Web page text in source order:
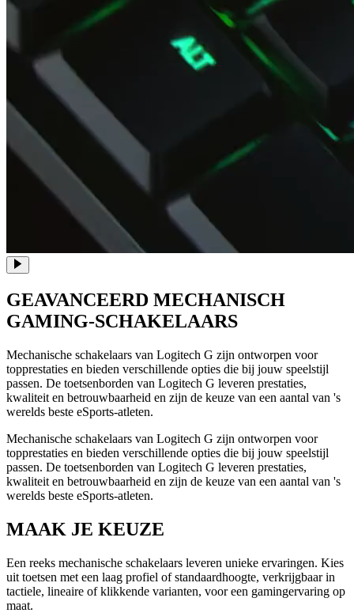
GEAVANCEERD MECHANISCH
GAMING-SCHAKELAARS
Mechanische schakelaars van Logitech G zijn ontworpen voor
topprestaties en bieden verschillende opties die bij jouw speelstijl
passen. De toetsenborden van Logitech G leveren prestaties,
kwaliteit en betrouwbaarheid en zijn de keuze van een aantal van 's
werelds beste eSports-atleten.
Mechanische schakelaars van Logitech G zijn ontworpen voor
topprestaties en bieden verschillende opties die bij jouw speelstijl
passen. De toetsenborden van Logitech G leveren prestaties,
kwaliteit en betrouwbaarheid en zijn de keuze van een aantal van 's
werelds beste eSports-atleten.
MAAK JE KEUZE
Een reeks mechanische schakelaars leveren unieke ervaringen. Kies
uit toetsen met een laag profiel of standaardhoogte, verkrijgbaar in
tactiele, lineaire of klikkende varianten, voor een gamingervaring op
maat.